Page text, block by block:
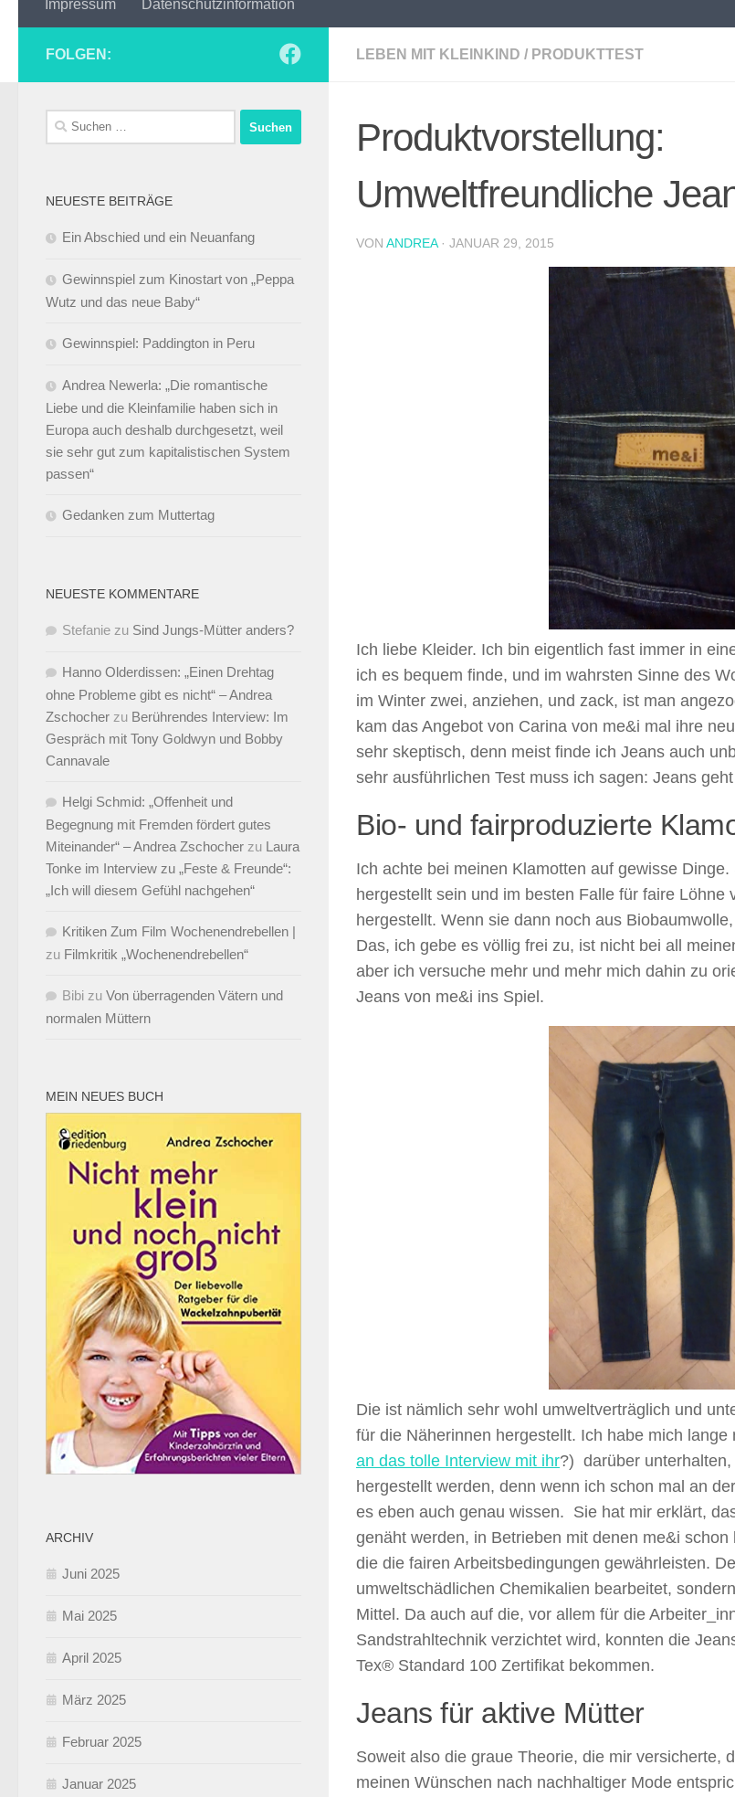
Impressum Datenschutzinformation
LEBEN MIT KLEINKIND / PRODUKTTEST
Produktvorstellung:
Umweltfreundliche
VON ANDREA · JANUAR 29, 2015
Ich liebe Kleider. Ich bin eigentlich fast immer in
ich es bequem finde, und im wahrsten Sinne des
im Winter zwei, anziehen, und zack, ist man
kam das Angebot von Carina von me&i mal ihre
sehr skeptisch, denn meist finde ich Jeans auch
sehr ausführlichen Test muss ich sagen: Jeans
Bio- und fairproduzierte
Ich achte bei meinen Klamotten auf gewisse
hergestellt sein und im besten Falle für faire Löhne
hergestellt. Wenn sie dann noch aus
Das, ich gebe es völlig frei zu, ist nicht bei all
aber ich versuche mehr und mehr mich dahin zu
Jeans von me&i ins Spiel.
Die ist nämlich sehr wohl umweltverträglich und
für die Näherinnen hergestellt. Ich habe mich lange
an das tolle Interview mit ihr?) darüber
hergestellt werden, denn wenn ich schon mal an
es eben auch genau wissen. Sie hat mir erklärt,
genäht werden, in Betrieben mit denen me&i
die die fairen Arbeitsbedingungen gewährleisten.
umweltschädlichen Chemikalien bearbeitet,
Mittel. Da auch auf die, vor allem für die
Sandstrahltechnik verzichtet wird, konnten die
Tex® Standard 100 Zertifikat bekommen.
Jeans für aktive Mütter
Soweit also die graue Theorie, die mir versicherte,
meinen Wünschen nach nachhaltiger Mode
FOLGEN:
Suchen
nach:
NEUESTE BEITRÄGE
Ein Abschied und ein Neuanfang
Gewinnspiel zum Kinostart von „Peppa
Wutz und das neue Baby“
Gewinnspiel: Paddington in Peru
Andrea Newerla: „Die romantische
Liebe und die Kleinfamilie haben sich in
Europa auch deshalb durchgesetzt, weil
sie sehr gut zum kapitalistischen System
passen“
Gedanken zum Muttertag
NEUESTE KOMMENTARE
Stefanie zu Sind Jungs-Mütter anders?
Hanno Olderdissen: „Einen Drehtag
ohne Probleme gibt es nicht“ – Andrea
Zschocher zu Berührendes Interview: Im
Gespräch mit Tony Goldwyn und Bobby
Cannavale
Helgi Schmid: „Offenheit und
Begegnung mit Fremden fördert gutes
Miteinander“ – Andrea Zschocher zu Laura
Tonke im Interview zu „Feste & Freunde“:
„Ich will diesem Gefühl nachgehen“
Kritiken Zum Film Wochenendrebellen |
zu Filmkritik „Wochenendrebellen“
Bibi zu Von überragenden Vätern und
normalen Müttern
MEIN NEUES BUCH
ARCHIV
Juni 2025
Mai 2025
April 2025
März 2025
Februar 2025
Januar 2025